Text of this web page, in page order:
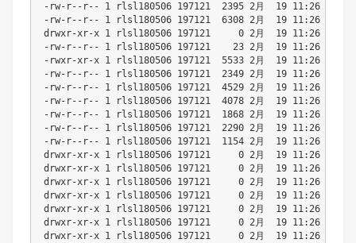
-rw-r--r-- 1 rlsl180506 197121  2395 2月  19 11:26
-rw-r--r-- 1 rlsl180506 197121  6308 2月  19 11:26
drwxr-xr-x 1 rlsl180506 197121     0 2月  19 11:26
-rw-r--r-- 1 rlsl180506 197121    23 2月  19 11:26
-rwxr-xr-x 1 rlsl180506 197121  5533 2月  19 11:26
-rw-r--r-- 1 rlsl180506 197121  2349 2月  19 11:26
-rw-r--r-- 1 rlsl180506 197121  4529 2月  19 11:26
-rw-r--r-- 1 rlsl180506 197121  4078 2月  19 11:26
-rw-r--r-- 1 rlsl180506 197121  1868 2月  19 11:26
-rw-r--r-- 1 rlsl180506 197121  2290 2月  19 11:26
-rw-r--r-- 1 rlsl180506 197121  1154 2月  19 11:26
drwxr-xr-x 1 rlsl180506 197121     0 2月  19 11:26
drwxr-xr-x 1 rlsl180506 197121     0 2月  19 11:26
drwxr-xr-x 1 rlsl180506 197121     0 2月  19 11:26
drwxr-xr-x 1 rlsl180506 197121     0 2月  19 11:26
drwxr-xr-x 1 rlsl180506 197121     0 2月  19 11:26
drwxr-xr-x 1 rlsl180506 197121     0 2月  19 11:26
drwxr-xr-x 1 rlsl180506 197121     0 2月  19 11:26